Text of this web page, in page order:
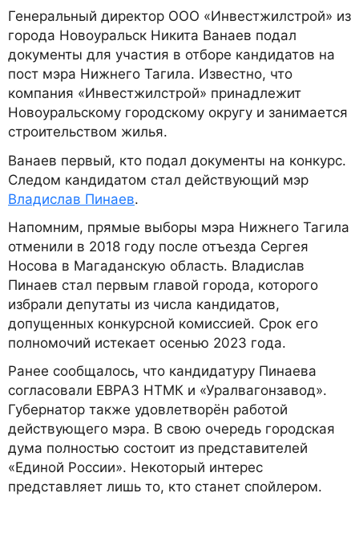
Генеральный директор ООО «Инвестжилстрой» из
города Новоуральск Никита Ванаев подал
документы для участия в отборе кандидатов на
пост мэра Нижнего Тагила. Известно, что
компания «Инвестжилстрой» принадлежит
Новоуральскому городскому округу и занимается
строительством жилья.
Ванаев первый, кто подал документы на конкурс.
Следом кандидатом стал действующий мэр
Владислав Пинаев.
Напомним, прямые выборы мэра Нижнего Тагила
отменили в 2018 году после отъезда Сергея
Носова в Магаданскую область. Владислав
Пинаев стал первым главой города, которого
избрали депутаты из числа кандидатов,
допущенных конкурсной комиссией. Срок его
полномочий истекает осенью 2023 года.
Ранее сообщалось, что кандидатуру Пинаева
согласовали ЕВРАЗ НТМК и «Уралвагонзавод».
Губернатор также удовлетворён работой
действующего мэра. В свою очередь городская
дума полностью состоит из представителей
«Единой России». Некоторый интерес
представляет лишь то, кто станет спойлером.